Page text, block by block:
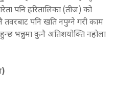
पनि हरितालिका (तीज) को
तवरबाट पनि खति नपुग्ने गरी काम
भन्नुमा कुनै अतिशयोक्ति नहोला